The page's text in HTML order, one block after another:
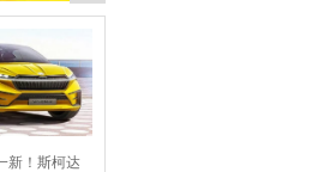
新！斯柯达